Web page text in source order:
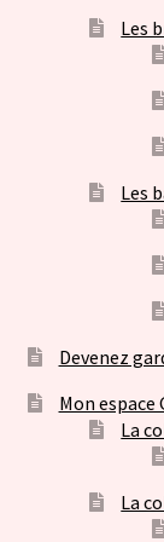
Les
Les
Devenez
Mon espace
La
La